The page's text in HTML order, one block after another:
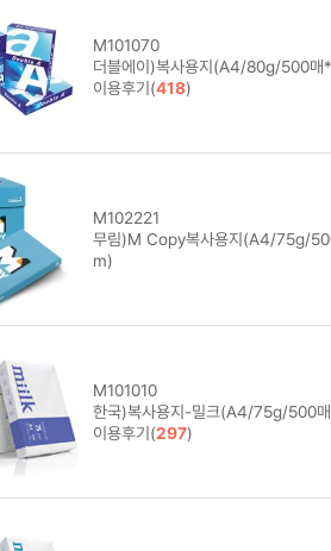
M101070
더블에이)복사용지(A4/80g/500
이용후기(418)
M102221
무림)M Copy복사용지(A4/75g/
m)
M101010
한국)복사용지-밀크(A4/75g/500
이용후기(297)